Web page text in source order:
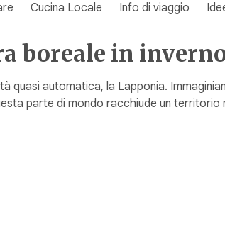
Cucina Locale Info di viaggio
boreale in
quasi automatica, la Lapponia.
parte di mondo racchiude un